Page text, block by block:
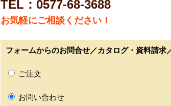
TEL：0577-68-3688
お気軽にご相談ください！
フォームからのお問合せ／カタログ・資料請求
ご注文
お問い合わせ